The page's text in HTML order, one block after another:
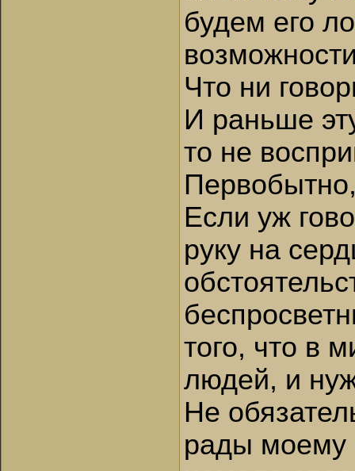
будем его
Что ни
И раньше
то не
Если уж
руку на
того, что в
людей, и
Не
рады моему